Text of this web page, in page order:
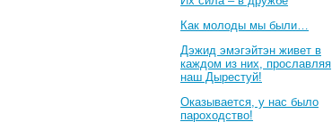
Как молоды мы были…
Дэжид эмэгэйтэн живет в
каждом из них, прославляя
наш Дырестуй!
Оказывается, у нас было
пароходство!